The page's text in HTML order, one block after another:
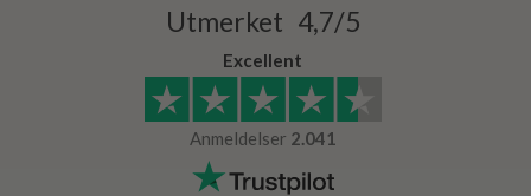
Utmerket 4,7/5
Excellent
Anmeldelser 2.041